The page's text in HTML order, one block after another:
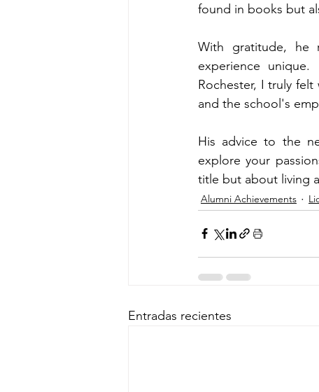
found in books but
With gratitude, he
experience
Rochester, I truly
and the school's
His advice to the
explore your
title but about living
Alumni Achievements
Entradas recientes